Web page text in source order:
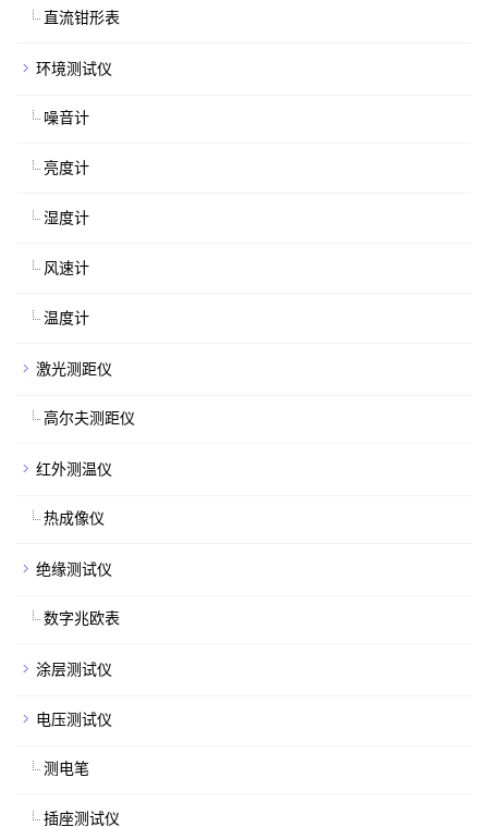
直流钳形表
环境测试仪
噪音计
亮度计
湿度计
风速计
温度计
激光测距仪
高尔夫测距仪
红外测温仪
热成像仪
绝缘测试仪
数字兆欧表
涂层测试仪
电压测试仪
测电笔
插座测试仪